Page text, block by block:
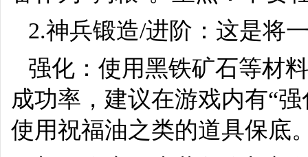
2.神兵锻造/进阶：这是将
强化：使用黑铁矿石等材
成功率，建议在游戏内有“
使用祝福油之类的道具保底